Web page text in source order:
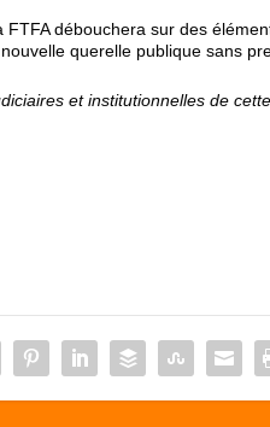
FTFA débouchera sur des
querelle publique sans
et institutionnelles de